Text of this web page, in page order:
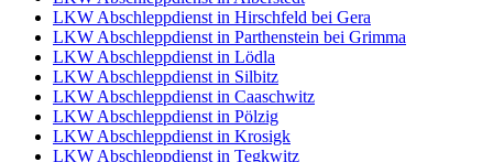
LKW Abschleppdienst in Hirschfeld bei Gera
LKW Abschleppdienst in Parthenstein bei Grimma
LKW Abschleppdienst in Lödla
LKW Abschleppdienst in Silbitz
LKW Abschleppdienst in Caaschwitz
LKW Abschleppdienst in Pölzig
LKW Abschleppdienst in Krosigk
LKW Abschleppdienst in Tegkwitz